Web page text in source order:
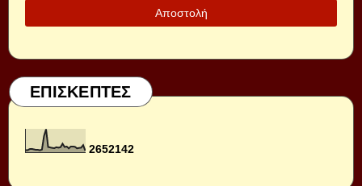
ΕΠΙΣΚΕΠΤΕΣ
2652142